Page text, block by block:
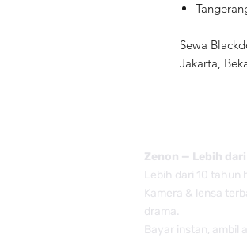
Sewa
Jakarta,
Zenon — Lebih
Lebih dari 10 tahun
Kamera & lensa
drama.
Bayar instan, ambil